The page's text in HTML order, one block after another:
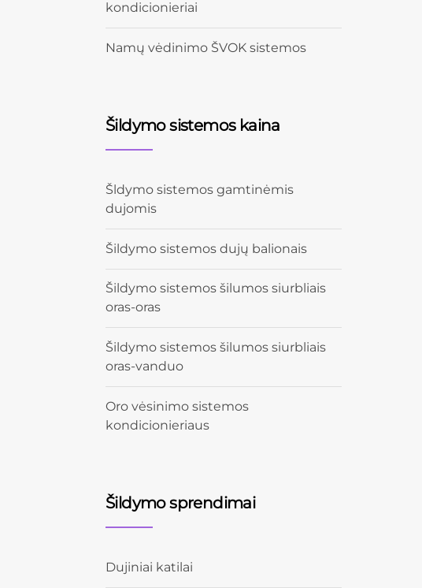
kondicionieriai
Namų vėdinimo ŠVOK sistemos
Šildymo sistemos kaina
Šldymo sistemos gamtinėmis
dujomis
Šildymo sistemos dujų balionais
Šildymo sistemos šilumos siurbliais
oras-oras
Šildymo sistemos šilumos siurbliais
oras-vanduo
Oro vėsinimo sistemos
kondicionieriaus
Šildymo sprendimai
Dujiniai katilai